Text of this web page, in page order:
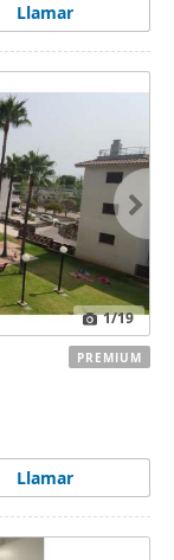
Llamar
1/19
Llamar
PREMIUM